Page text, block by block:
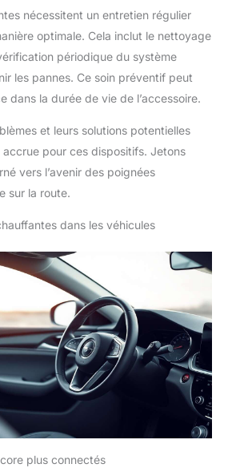
nécessitent un entretien régulier
optimale. Cela inclut le nettoyage
périodique du système
les pannes. Ce soin préventif peut
dans la durée de vie de l’accessoire.
et leurs solutions potentielles
pour ces dispositifs. Jetons
vers l’avenir des poignées
sur la route.
dans les véhicules
plus connectés